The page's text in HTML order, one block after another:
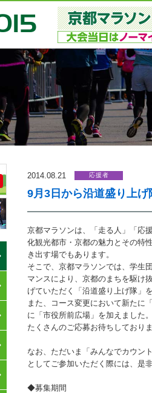
2014.08.21 応援者
9月3日から沿道盛り上
京都マラソンは、「走る人」「応
化観光都市・京都の魅力とその特
き出す場でもあります。
そこで、京都マラソンでは、学生
マンスにより、京都のまちを駆け
げていただく「沿道盛り上げ隊」
また、コース変更において新たに
に「市役所前広場」を加えました
たくさんのご応募お待ちしており
なお、ただいま「みんなでカウン
としてご参加いただく際には、是
◆募集期間